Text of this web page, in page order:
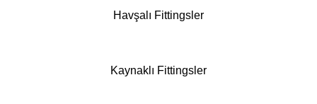
Havşalı Fittingsler
Kaynaklı Fittingsler